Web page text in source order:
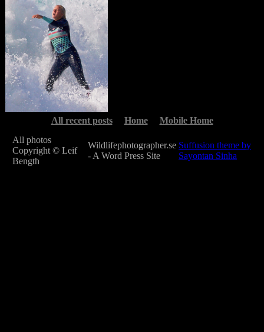
All recent posts Home
Mobile Home
All photos
Copyright © Leif
Bength
Wildlifephotographer.se
- A Word Press Site
Suffusion theme by
Sayontan Sinha